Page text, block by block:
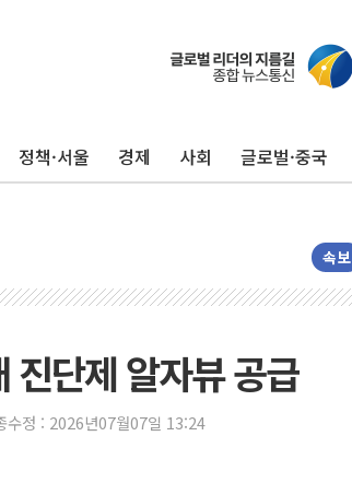
정책·서울 경제 사회 글로벌·중국
속보
진단제 알자뷰 공급
수정 : 2026년07월07일 13:24